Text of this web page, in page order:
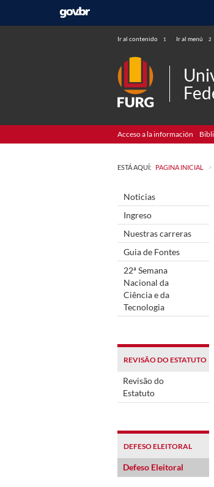
Ir al contenido 1 Ir al menú 2
Acceso a la información
ESTÁ AQUÍ: PAGINA INICIAL >
Noticias
Ingreso
Nuestras carreras
Guia de Fontes
22ª Semana
Nacional da
Ciência e da
Tecnologia
REVISÃO DO ESTATUTO
Revisão do
Estatuto
DEFESO ELEITORAL
Defeso Eleitoral